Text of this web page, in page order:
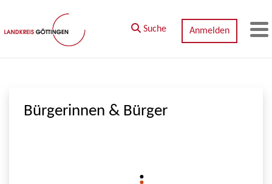
Zum Hauptinhalt springen
Suche Anmelden
Bürgerinnen & Bürger